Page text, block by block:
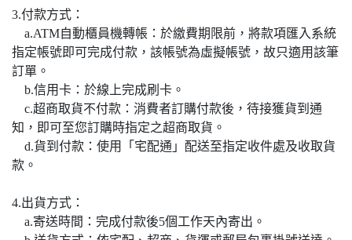
3.付款方式：
a.ATM自動櫃員機轉帳：於繳費期限前，將款項匯入系統
指定帳號即可完成付款，該帳號為虛擬帳號，故只適用該筆
訂單。
b.信用卡：於線上完成刷卡。
c.超商取貨不付款：消費者訂購付款後，待接獲貨到通
知，即可至您訂購時指定之超商取貨。
d.貨到付款：使用「宅配通」配送至指定收件處及收取貨
款。
4.出貨方式：
a.寄送時間：完成付款後5個工作天內寄出。